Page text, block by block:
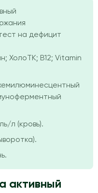
на дефицит
ХолоТК; B12; Vitamin
л (кровь).
активный